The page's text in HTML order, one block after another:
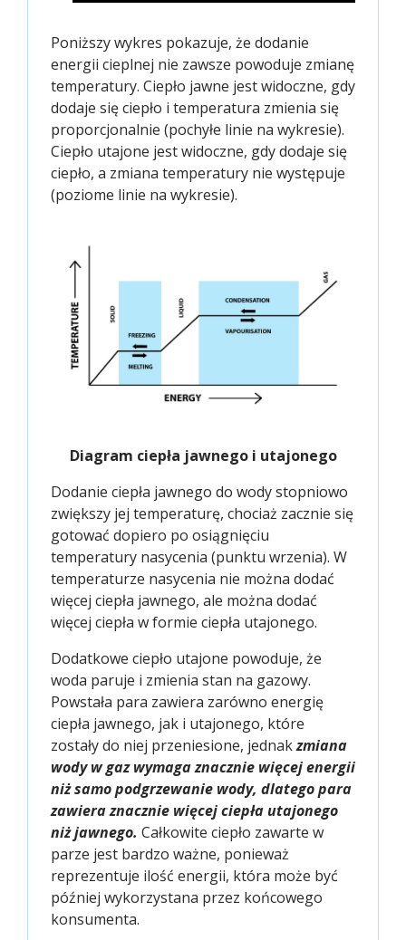
Poniższy wykres pokazuje, że dodanie
energii cieplnej nie zawsze powoduje zmianę
temperatury. Ciepło jawne jest widoczne, gdy
dodaje się ciepło i temperatura zmienia się
proporcjonalnie (pochyłe linie na wykresie).
Ciepło utajone jest widoczne, gdy dodaje się
ciepło, a zmiana temperatury nie występuje
(poziome linie na wykresie).
Diagram ciepła jawnego i utajonego
Dodanie ciepła jawnego do wody stopniowo
zwiększy jej temperaturę, chociaż zacznie się
gotować dopiero po osiągnięciu
temperatury nasycenia (punktu wrzenia). W
temperaturze nasycenia nie można dodać
więcej ciepła jawnego, ale można dodać
więcej ciepła w formie ciepła utajonego.
Dodatkowe ciepło utajone powoduje, że
woda paruje i zmienia stan na gazowy.
Powstała para zawiera zarówno energię
ciepła jawnego, jak i utajonego, które
zostały do niej przeniesione, jednakzmiana
wody w gaz wymaga znacznie więcej energii
niż samo podgrzewanie wody, dlatego para
zawiera znacznie więcej ciepła utajonego
niż jawnego. Całkowite ciepło zawarte w
parze jest bardzo ważne, ponieważ
reprezentuje ilość energii, która może być
później wykorzystana przez końcowego
konsumenta.